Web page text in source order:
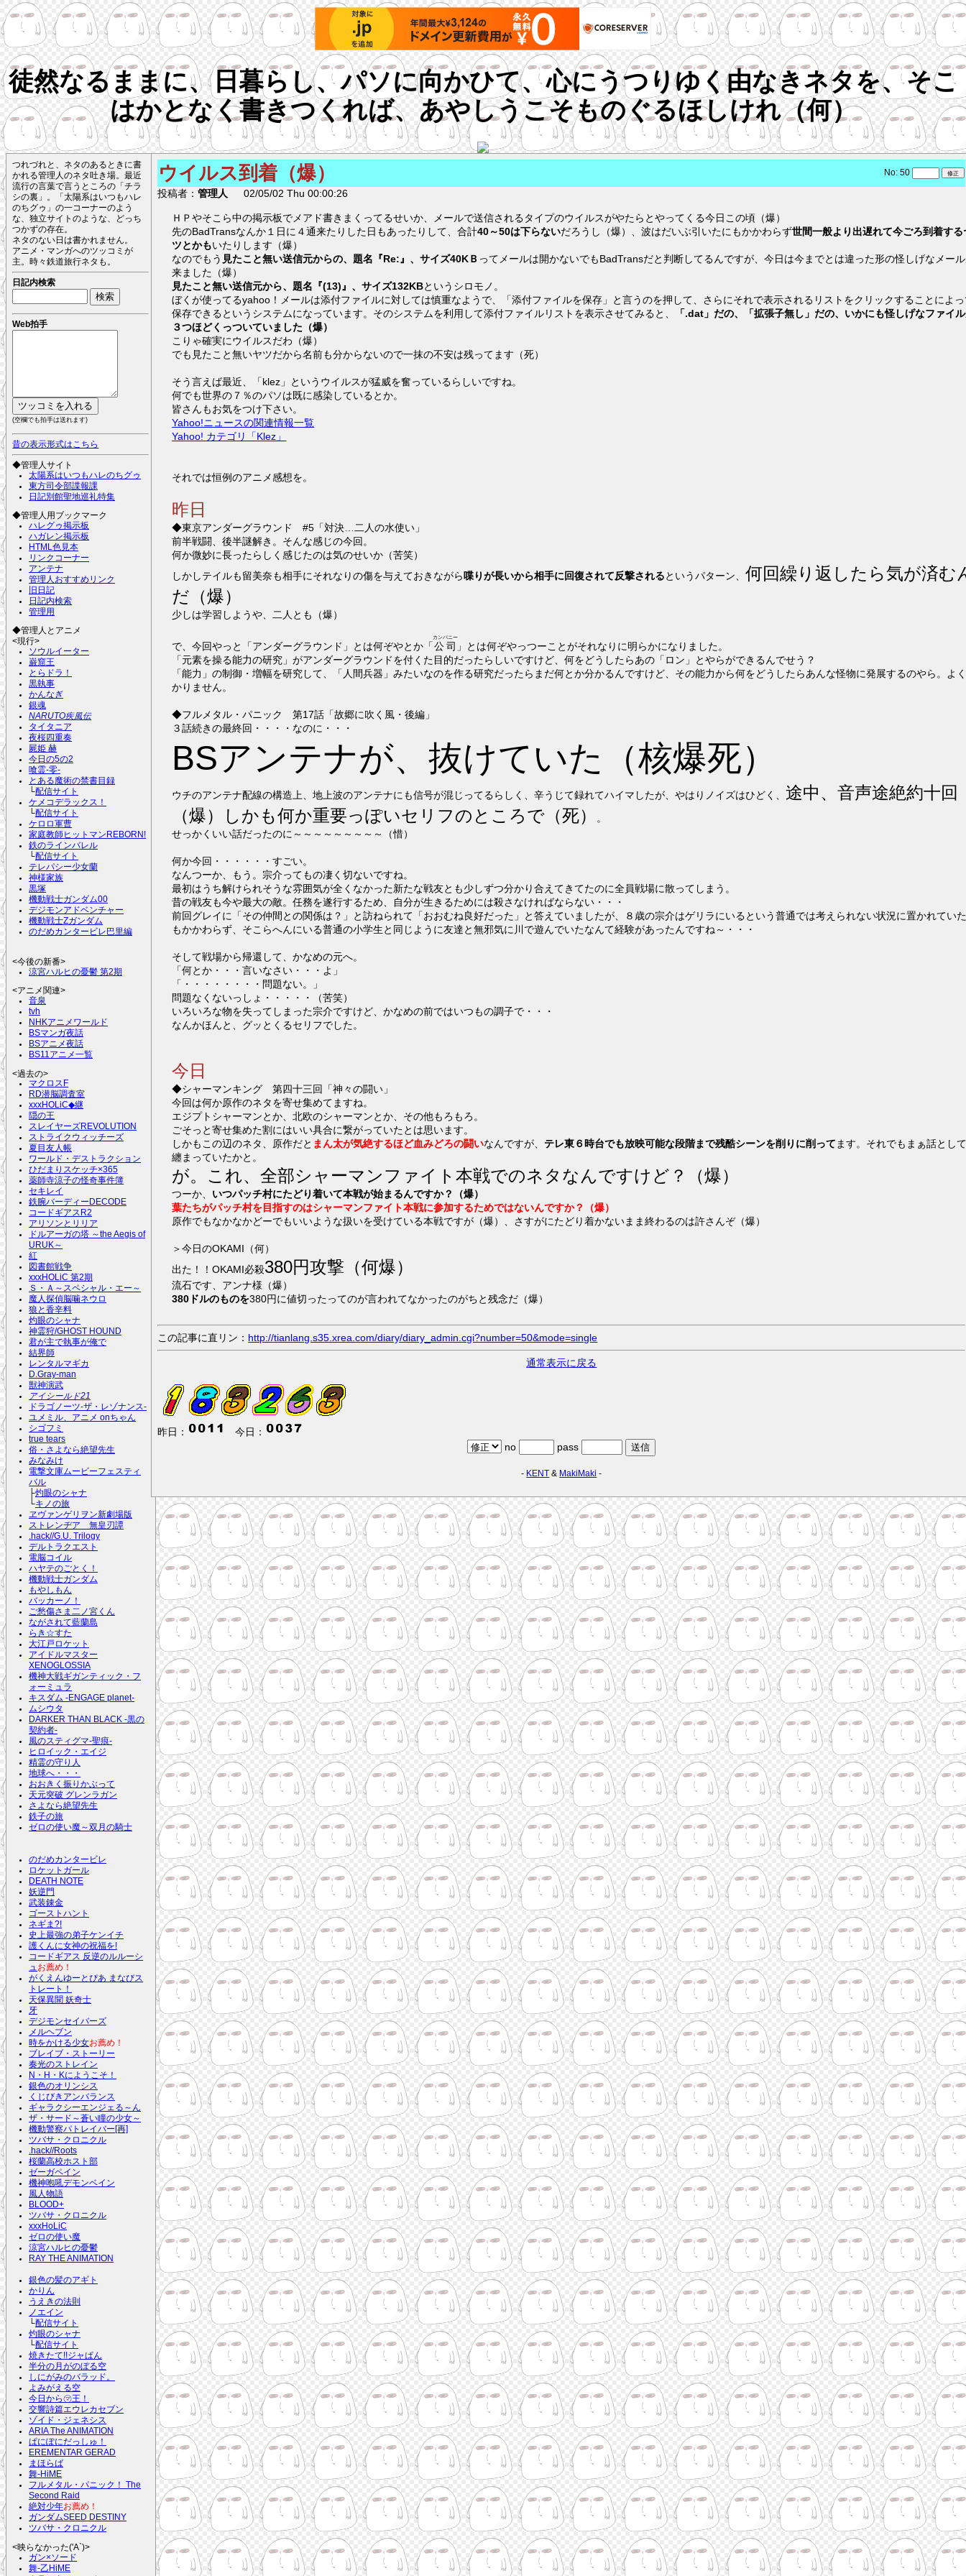
徒然なるままに、日暮らし、パソに向かひて、心にうつりゆく由なきネタを、そこ
はかとなく書きつくれば、あやしうこそものぐるほしけれ（何）
つれづれと、ネタのあるときに書
かれる管理人のネタ吐き場。最近
流行の言葉で言うところの「チラ
シの裏」。「太陽系はいつもハレ
のちグゥ」の一コーナーのよう
な、独立サイトのような、どっち
つかずの存在。
ネタのない日は書かれません。
アニメ・マンガへのツッコミが
主。時々鉄道旅行ネタも。
日記内検索
Web拍手
(空欄でも拍手は送れます)
昔の表示形式はこちら
◆管理人サイト
太陽系はいつもハレのちグゥ
東方司令部諜報課
日記別館聖地巡礼特集
◆管理人用ブックマーク
ハレグゥ掲示板
ハガレン掲示板
HTML色見本
リンクコーナー
アンテナ
管理人おすすめリンク
旧日記
日記内検索
管理用
◆管理人とアニメ
<現行>
ソウルイーター
巌窟王
とらドラ！
黒執事
かんなぎ
銀魂
NARUTO疾風伝
タイタニア
夜桜四重奏
屍姫 赫
今日の5の2
喰霊-零-
とある魔術の禁書目録
└配信サイト
ケメコデラックス！
└配信サイト
ケロロ軍曹
家庭教師ヒットマンREBORN!
鉄のラインバレル
└配信サイト
テレパシー少女蘭
神様家族
黒塚
機動戦士ガンダム00
デジモンアドベンチャー
機動戦士Zガンダム
のだめカンタービレ巴里編
<今後の新番>
涼宮ハルヒの憂鬱 第2期
<アニメ関連>
音泉
tvh
NHKアニメワールド
BSマンガ夜話
BSアニメ夜話
BS11アニメ一覧
<過去の>
マクロスF
RD潜脳調査室
xxxHOLiC◆継
隠の王
スレイヤーズREVOLUTION
ストライクウィッチーズ
夏目友人帳
ワールド・デストラクション
ひだまりスケッチ×365
薬師寺涼子の怪奇事件簿
セキレイ
鉄腕バーディーDECODE
コードギアスR2
アリソンとリリア
ドルアーガの塔 ～the Aegis of
URUK～
紅
図書館戦争
xxxHOLiC 第2期
Ｓ・Ａ～スペシャル・エー～
魔人探偵脳噛ネウロ
狼と香辛料
灼眼のシャナ
神霊狩/GHOST HOUND
君が主で執事が俺で
結界師
レンタルマギカ
D.Gray-man
獣神演武
アイシールド21
ドラゴノーツ-ザ・レゾナンス-
ユメミル、アニメ onちゃん
シゴフミ
true tears
俗・さよなら絶望先生
みなみけ
電撃文庫ムービーフェスティ
バル
├灼眼のシャナ
└キノの旅
ヱヴァンゲリヲン新劇場版
ストレンヂア 無皇刃譚
.hack//G.U. Trilogy
デルトラクエスト
電脳コイル
ハヤテのごとく！
機動戦士ガンダム
もやしもん
バッカーノ！
ご愁傷さま二ノ宮くん
ながされて藍蘭島
らき☆すた
大江戸ロケット
アイドルマスター
XENOGLOSSIA
機神大戦ギガンティック・フ
ォーミュラ
キスダム -ENGAGE planet-
ムシウタ
DARKER THAN BLACK -黒の
契約者-
風のスティグマ-聖痕-
ヒロイック・エイジ
精霊の守り人
地球へ・・・
おおきく振りかぶって
天元突破 グレンラガン
さよなら絶望先生
鉄子の旅
ゼロの使い魔～双月の騎士
のだめカンタービレ
ロケットガール
DEATH NOTE
妖逆門
武装錬金
ゴーストハント
ネギま?!
史上最強の弟子ケンイチ
護くんに女神の祝福を!
コードギアス 反逆のルルーシ
ュお薦め！
がくえんゆーとぴあ まなびス
トレート！
天保異聞 妖奇士
牙
デジモンセイバーズ
メルヘブン
時をかける少女お薦め！
ブレイブ・ストーリー
奏光のストレイン
N・H・Kにようこそ！
銀色のオリンシス
くじびきアンバランス
ギャラクシーエンジェる～ん
ザ・サード～蒼い瞳の少女～
機動警察パトレイバー[再]
ツバサ・クロニクル
.hack//Roots
桜蘭高校ホスト部
ゼーガペイン
機神咆吼デモンベイン
風人物語
BLOOD+
ツバサ・クロニクル
xxxHoLiC
ゼロの使い魔
涼宮ハルヒの憂鬱
RAY THE ANIMATION
銀色の髪のアギト
かりん
うえきの法則
ノエイン
└配信サイト
灼眼のシャナ
└配信サイト
焼きたて!!ジャぱん
半分の月がのぼる空
しにがみのバラッド。
よみがえる空
今日から㋮王！
交響詩篇エウレカセブン
ゾイド・ジェネシス
ARIA The ANIMATION
ぱにぽにだっしゅ！
EREMENTAR GERAD
まほらば
舞-HiME
フルメタル・パニック！ The
Second Raid
絶対少年お薦め！
ガンダムSEED DESTINY
ツバサ・クロニクル
<映らなかった('A`)>
ガン×ソード
舞-乙HiME
ウイルス到着（爆） No: 50
投稿者：管理人 02/05/02 Thu 00:00:26
ＨＰやそこら中の掲示板でメアド書きまくってるせいか、メールで送信されるタイプのウイルスがやたらとやってくる今日この頃（爆）
先のBadTransなんか１日に４通来たりした日もあったりして、合計40～50は下らないだろうし（爆）、波はだいぶ引いたにもかかわらず世間一般より出遅れて今ごろ到着する
ツとかもいたりします（爆）
なのでもう 見たこと無い送信元からの、題名『Re:』、サイズ40KＢ ってメールは開かないでもBadTransだと判断してるんですが、今日は今までとは違った形の怪しげなメー
来ました（爆）
見たこと無い送信元から、題名『(13)』、サイズ132KBというシロモノ。
ぼくが使ってるyahoo！メールは添付ファイルに対しては慎重なようで、「添付ファイルを保存」と言うのを押して、さらにそれで表示されるリストをクリックすることによ
保存できるというシステムになっています。そのシステムを利用して添付ファイルリストを表示させてみると、
「.dat」だの、「拡張子無し」だの、いかにも怪しげなファイ
３つほどくっついていました（爆）
こりゃ確実にウイルスだわ（爆）
でも見たこと無いヤツだから名前も分からないので一抹の不安は残ってます（死）
そう言えば最近、「klez」というウイルスが猛威を奮っているらしいですね。
何でも世界の７％のパソは既に感染しているとか。
皆さんもお気をつけ下さい。
Yahoo!ニュースの関連情報一覧
Yahoo! カテゴリ「Klez」
それでは恒例のアニメ感想を。
昨日
◆東京アンダーグラウンド #5「対決…二人の水使い」
前半戦闘、後半謎解き。そんな感じの今回。
何か微妙に長ったらしく感じたのは気のせいか（苦笑）
しかしテイルも留美奈も相手にそれなりの傷を与えておきながら喋りが長いから相手に回復されて反撃されるというパターン、何回繰り返したら気が済む
だ（爆）
少しは学習しようや、二人とも（爆）
で、今回やっと「アンダーグラウンド」とは何ぞやとか「公司
カンパニー
」とは何ぞやっつーことがそれなりに明らかになりました。
「元素を操る能力の研究」がアンダーグラウンドを付くた目的だったらしいですけど、何をどうしたらあの「ロン」とやらができるんでせう？
「能力」の制御・増幅を研究して、「人間兵器」みたいなのを作る研究だったらまだ何とか分かるんですけど、その能力から何をどうしたらあんな怪物に発展するのやら。よ
かりません。
◆フルメタル・パニック 第17話「故郷に吹く風・後編」
３話続きの最終回・・・・なのに・・・
BSアンテナが、抜けていた（核爆死）
ウチのアンテナ配線の構造上、地上波のアンテナにも信号が混じってるらしく、辛うじて録れてハイマしたが、やはりノイズはひどく、途中、音声途絶約十回
（爆）しかも何か重要っぽいセリフのところで（死）
。
せっかくいい話だったのに～～～～～～～～～（惜）
何か今回・・・・・・すごい。
なんつーか、もう。宗介ってもの凄く切ないですね。
最初はうち解けられそうな雰囲気が全くなかった新たな戦友とも少しずつ分かり合えてきてたのに全員戦場に散ってしまう。
昔の戦友も今や最大の敵。任務を遂行するため、自分が生きるためには殺さなければならない・・・
前回グレイに「その仲間との関係は？」と訪ねられて「おおむね良好だった」と答えていましたが、８歳の宗介はゲリラにいるという普通では考えられない状況に置かれてい
もかかわらず、そこらへんにいる普通の小学生と同じように友達と無邪気に川で遊んでいたなんて経験があったんですね～・・・
そして戦場から帰還して、かなめの元へ。
「何とか・・・言いなさい・・・よ」
「・・・・・・・・問題ない。」
問題なくないっしょ・・・・・（苦笑）
いろいろな物を失ってしまった宗介ですけど、かなめの前ではいつもの調子で・・・
なんかほんと、グッとくるセリフでした。
今日
◆シャーマンキング 第四十三回「神々の闘い」
今回は何か原作のネタを寄せ集めてますね。
エジプトシャーマンとか、北欧のシャーマンとか、その他もろもろ。
ごそっと寄せ集めた割にはいい具合に繋がっていたとは思います。
しかもこの辺のネタ、原作だと まん太が気絶するほど血みどろの闘いなんですが、 テレ東６時台でも放映可能な段階まで残酷シーンを削りに削って ます。それでもまぁ話とし
纏まっていたかと。
が。これ、全部シャーマンファイト本戦でのネタなんですけど？（爆）
つーか、 いつパッチ村にたどり着いて本戦が始まるんですか？（爆）
葉たちがパッチ村を目指すのはシャーマンファイト本戦に参加するためではないんですか？（爆）
原作でもなかなかどーでもいいような扱いを受けている本戦ですが（爆）、さすがにたどり着かないまま終わるのは許さんぞ（爆）
＞今日のOKAMI（何）
出た！！OKAMI必殺380円攻撃（何爆）
流石です、アンナ様（爆）
380ドルのものを380円に値切ったってのが言われてなかったのがちと残念だ（爆）
この記事に直リン： http://tianlang.s35.xrea.com/diary/diary_admin.cgi?number=50&mode=single
通常表示に戻る
昨日：
今日：
no
pass
- KENT & MakiMaki -